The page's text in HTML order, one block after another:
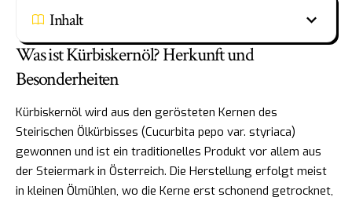
Inhalt
Was ist Kürbiskernöl? Herkunft und
Besonderheiten
Kürbiskernöl wird aus den gerösteten Kernen des
Steirischen Ölkürbisses (Cucurbita pepo var. styriaca)
gewonnen und ist ein traditionelles Produkt vor allem aus
der Steiermark in Österreich. Die Herstellung erfolgt meist
in kleinen Ölmühlen, wo die Kerne erst schonend getrocknet,